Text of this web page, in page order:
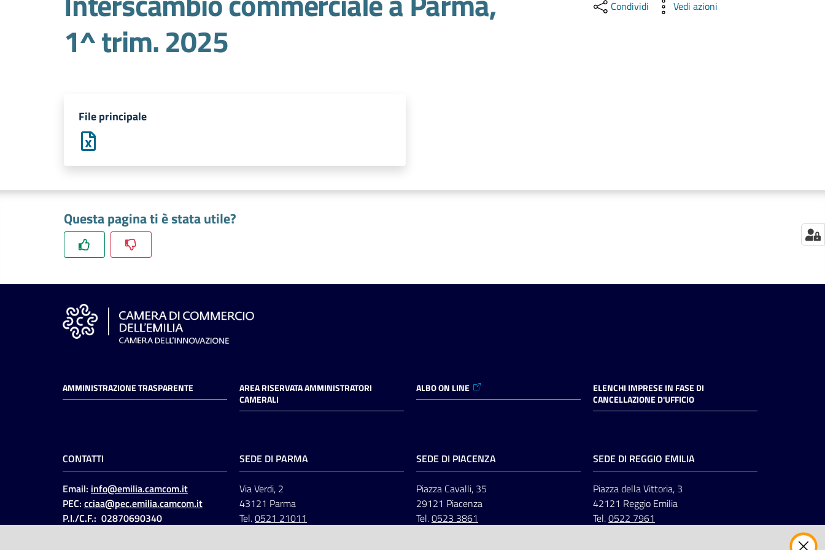
1^ trim. 2025
Condividi Vedi azioni
File principale
Questa pagina ti è stata utile?
AMMINISTRAZIONE TRASPARENTE
AREA RISERVATA AMMINISTRATORI
CAMERALI
ALBO ON LINE
ELENCHI IMPRESE IN FASE DI
CANCELLAZIONE D'UFFICIO
CONTATTI
Email: info@emilia.camcom.it
PEC: cciaa@pec.emilia.camcom.it
P.I./C.F.: 02870690340
SEDE DI PARMA
Via Verdi, 2
43121 Parma
Tel.0521 21011
SEDE DI PIACENZA
Piazza Cavalli, 35
29121 Piacenza
Tel.0523 3861
SEDE DI REGGIO EMILIA
Piazza della Vittoria, 3
42121 Reggio Emilia
Tel.0522 7961